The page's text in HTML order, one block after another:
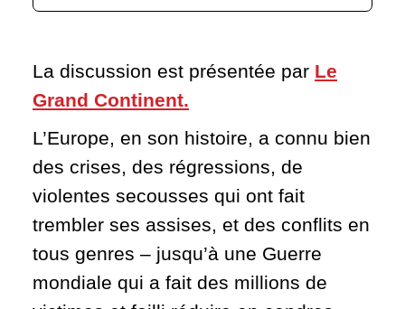
La discussion est présentée par Le
Grand Continent.
L’Europe, en son histoire, a connu bien
des crises, des régressions, de
violentes secousses qui ont fait
trembler ses assises, et des conflits en
tous genres – jusqu’à une Guerre
mondiale qui a fait des millions de